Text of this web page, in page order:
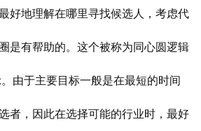
好地理解在哪里寻找候选人，考虑代
是有帮助的。这个被称为同心圆逻辑
由于主要目标一般是在最短的时间
者，因此在选择可能的行业时，最好